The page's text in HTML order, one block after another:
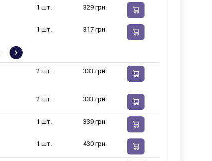
1 шт. 329 грн.
1 шт. 317 грн.
2 шт. 333 грн.
2 шт. 333 грн.
1 шт. 339 грн.
1 шт. 430 грн.